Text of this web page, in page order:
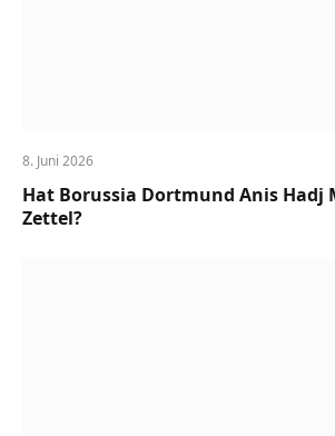
8. Juni 2026
Hat Borussia Dortmund Anis Hadj
Zettel?